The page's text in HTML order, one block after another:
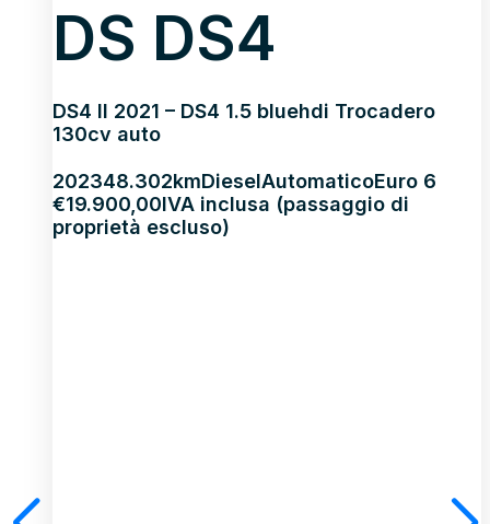
DS DS4
DS4 II 2021 – DS4 1.5 bluehdi Trocadero
130cv auto
202348.302kmDieselAutomaticoEuro 6
€19.900,00IVA inclusa (passaggio di
proprietà escluso)